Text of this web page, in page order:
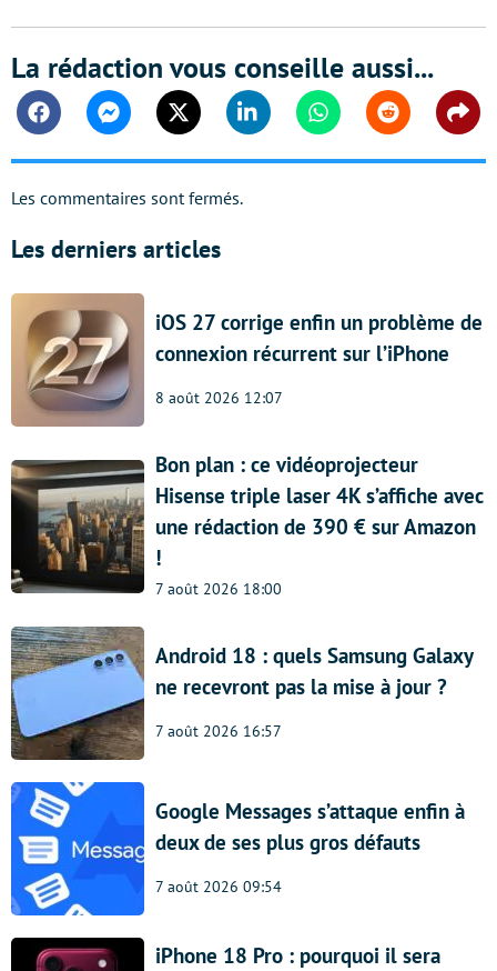
La rédaction vous conseille aussi...
FacebookMessengerTwitter Linkedin WhatsappReddit
Les commentaires sont fermés.
Les derniers articles
iOS 27 corrige enfin un problème de
connexion récurrent sur l’iPhone
8 août 2026 12:07
Bon plan : ce vidéoprojecteur
Hisense triple laser 4K s’affiche avec
une rédaction de 390 € sur Amazon
!
7 août 2026 18:00
Android 18 : quels Samsung Galaxy
ne recevront pas la mise à jour ?
7 août 2026 16:57
Google Messages s’attaque enfin à
deux de ses plus gros défauts
7 août 2026 09:54
iPhone 18 Pro : pourquoi il sera